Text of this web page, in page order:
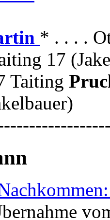
* . . . .
17
Taiting